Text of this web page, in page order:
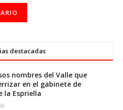
destacadas
nombres del Valle que
en el gabinete de
la Espriella